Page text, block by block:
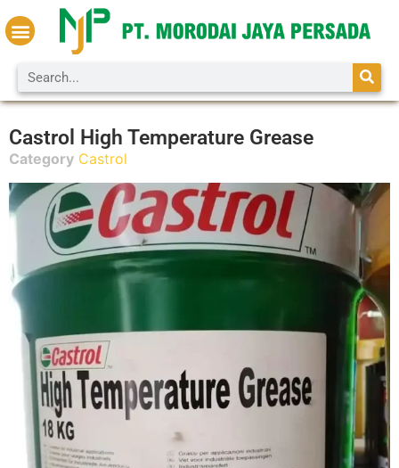
Castrol High Temperature Grease
Category Castrol